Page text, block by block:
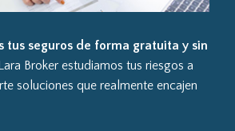
tus seguros de forma gratuita y sin
Broker estudiamos tus riesgos a
soluciones que realmente encajen